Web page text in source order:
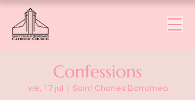
Confessions
vie, 17 jul Saint Charles Borromeo